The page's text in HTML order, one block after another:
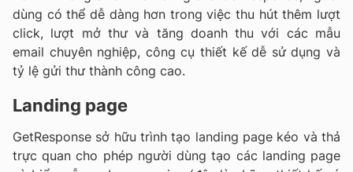
dùng có thể dễ dàng hơn trong việc thu hút thêm lượt
click, lượt mở thư và tăng doanh thu với các mẫu
email chuyên nghiệp, công cụ thiết kế dễ sử dụng và
tỷ lệ gửi thư thành công cao.
Landing page
GetResponse sở hữu trình tạo landing page kéo và thả
trực quan cho phép người dùng tạo các landing page